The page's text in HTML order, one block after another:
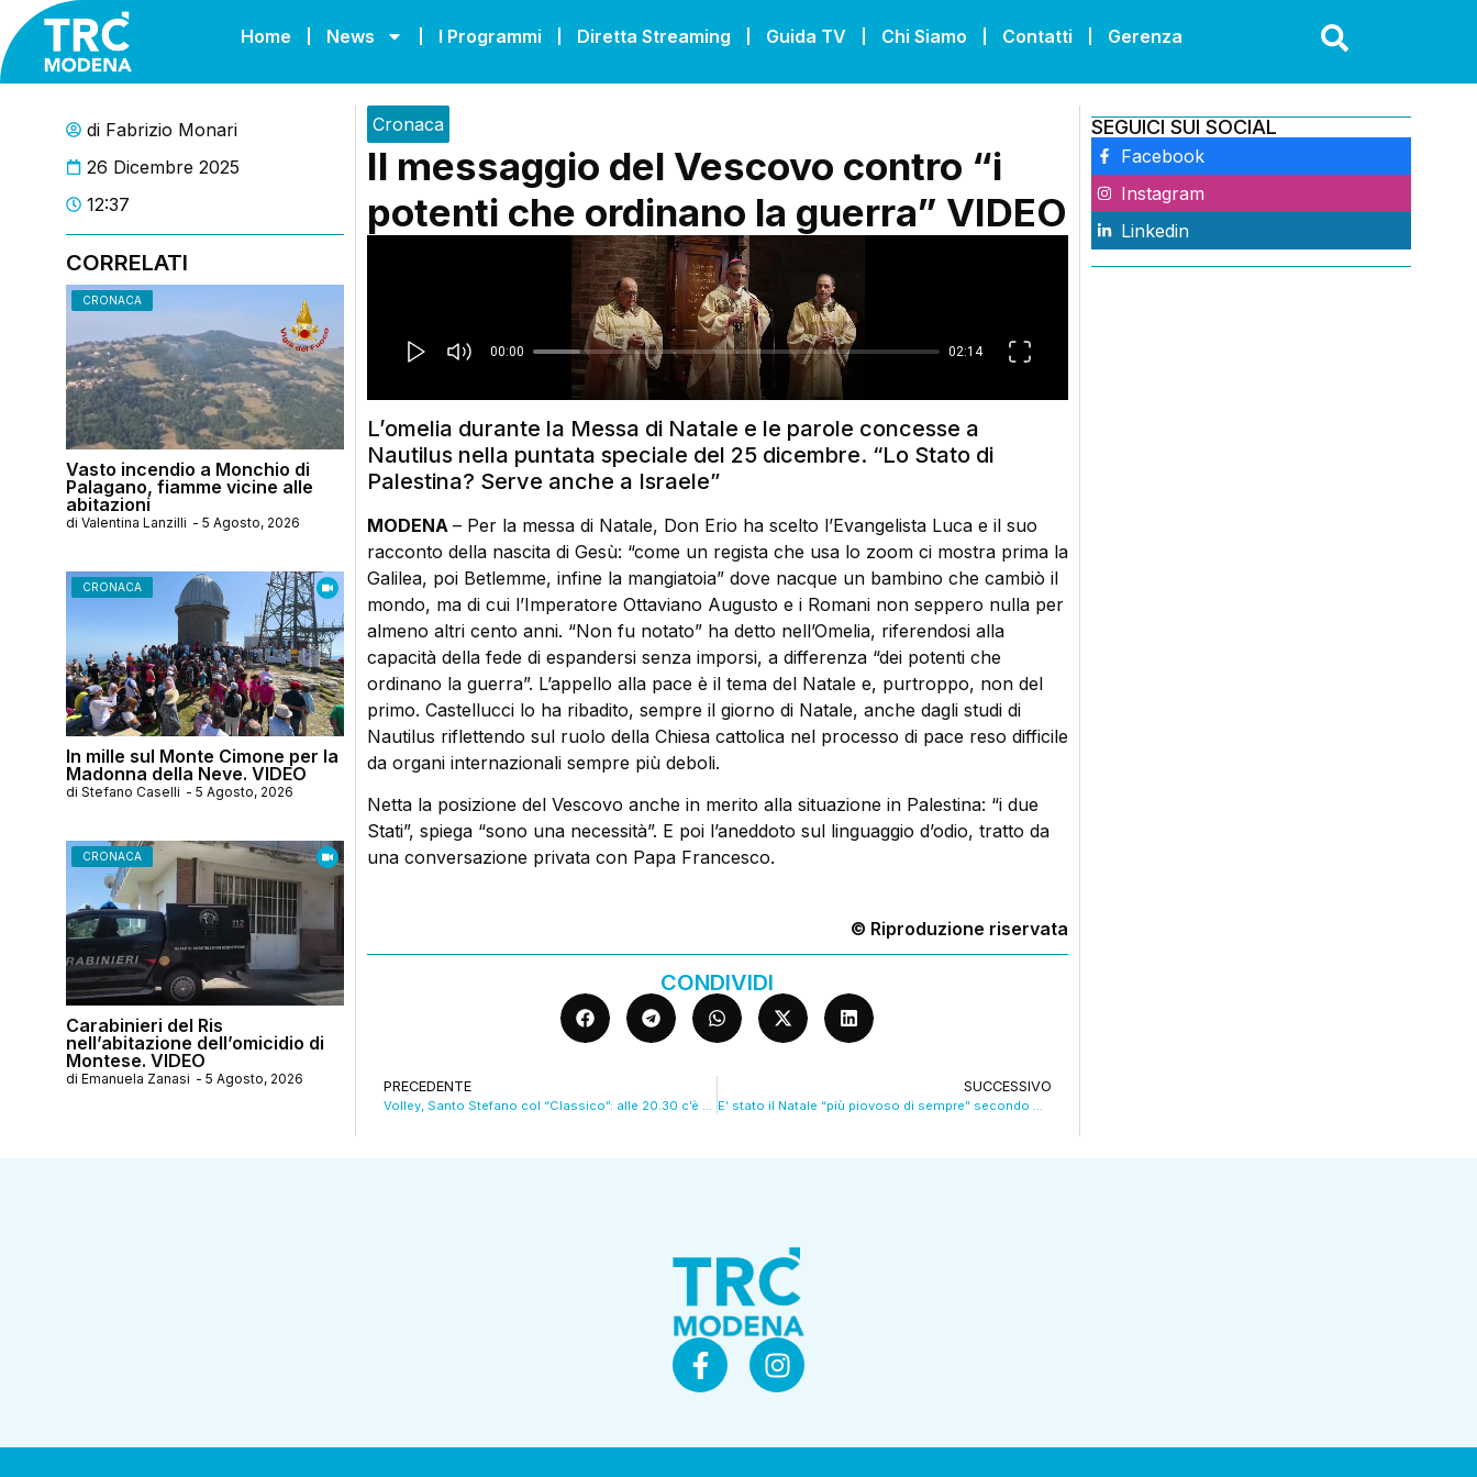
Home News I Programmi Diretta Streaming Guida TV Chi Siamo Contatti Gerenza
di Fabrizio Monari
26 Dicembre 2025
12:37
CORRELATI
CRONACA
Vasto incendio a Monchio di
Palagano, fiamme vicine alle
abitazioni
di Valentina Lanzilli - 5 Agosto, 2026
CRONACA
In mille sul Monte Cimone per la
Madonna della Neve. VIDEO
di Stefano Caselli - 5 Agosto, 2026
CRONACA
Carabinieri del Ris
nell’abitazione dell’omicidio di
Montese. VIDEO
di Emanuela Zanasi - 5 Agosto, 2026
Cronaca
Il messaggio del Vescovo contro “i
potenti che ordinano la guerra” VIDEO
L’omelia durante la Messa di Natale e le parole concesse a
Nautilus nella puntata speciale del 25 dicembre. “Lo Stato di
Palestina? Serve anche a Israele”
MODENA – Per la messa di Natale, Don Erio ha scelto l’Evangelista Luca e il suo
racconto della nascita di Gesù: “come un regista che usa lo zoom ci mostra prima la
Galilea, poi Betlemme, infine la mangiatoia” dove nacque un bambino che cambiò il
mondo, ma di cui l’Imperatore Ottaviano Augusto e i Romani non seppero nulla per
almeno altri cento anni. “Non fu notato” ha detto nell’Omelia, riferendosi alla
capacità della fede di espandersi senza imporsi, a differenza “dei potenti che
ordinano la guerra”. L’appello alla pace è il tema del Natale e, purtroppo, non del
primo. Castellucci lo ha ribadito, sempre il giorno di Natale, anche dagli studi di
Nautilus riflettendo sul ruolo della Chiesa cattolica nel processo di pace reso difficile
da organi internazionali sempre più deboli.
Netta la posizione del Vescovo anche in merito alla situazione in Palestina: “i due
Stati”, spiega “sono una necessità”. E poi l’aneddoto sul linguaggio d’odio, tratto da
una conversazione privata con Papa Francesco.
© Riproduzione riservata
CONDIVIDI
PRECEDENTE SUCCESSIVO
SEGUICI SUI SOCIAL
Facebook
Instagram
Linkedin